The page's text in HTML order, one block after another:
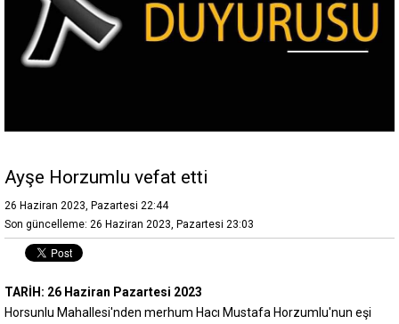
Ayşe Horzumlu vefat etti
26 Haziran 2023, Pazartesi 22:44
Son güncelleme: 26 Haziran 2023, Pazartesi 23:03
TARİH: 26 Haziran Pazartesi 2023
Horsunlu Mahallesi'nden merhum Hacı Mustafa Horzumlu'nun eşi